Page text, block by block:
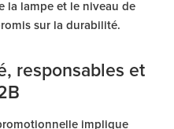
la lampe et le niveau de
sur la durabilité.
responsables et
implique